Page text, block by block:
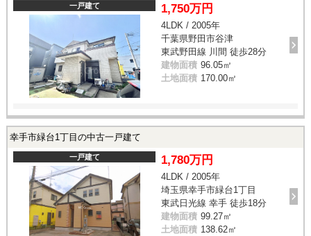
一戸建て 1,750万円
4LDK / 2005年
千葉県野田市谷津
東武野田線 川間 徒歩28分
建物面積 96.05㎡
土地面積 170.00㎡
幸手市緑台1丁目の中古一戸建て
一戸建て 1,780万円
4LDK / 2005年
埼玉県幸手市緑台1丁目
東武日光線 幸手 徒歩18分
建物面積 99.27㎡
土地面積 138.62㎡